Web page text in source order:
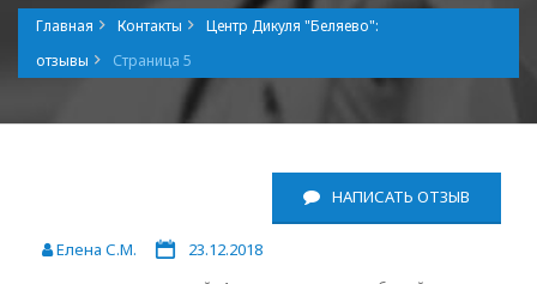
Главная Контакты
Центр Дикуля "Беляево":
отзывы
Страница 5
НАПИСАТЬ ОТЗЫВ
Елена С.М.
23.12.2018